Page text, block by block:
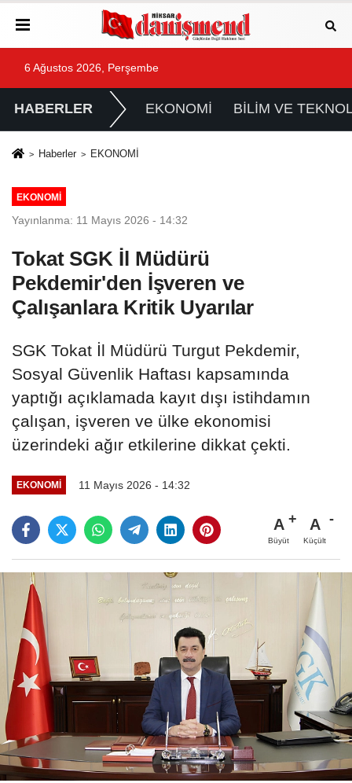
6 Ağustos 2026, Perşembe
HABERLER EKONOMİ BİLİM VE
Haberler EKONOMİ
EKONOMİ
Yayınlanma: 11 Mayıs 2026 - 14:32
Tokat SGK İl Müdürü
Pekdemir'den İşveren ve
Çalışanlara Kritik Uyarılar
SGK Tokat İl Müdürü Turgut Pekdemir,
Sosyal Güvenlik Haftası kapsamında
yaptığı açıklamada kayıt dışı istihdamın
çalışan, işveren ve ülke ekonomisi
üzerindeki ağır etkilerine dikkat çekti.
EKONOMİ 11 Mayıs 2026 - 14:32
A
Büyüt
A
Küçült